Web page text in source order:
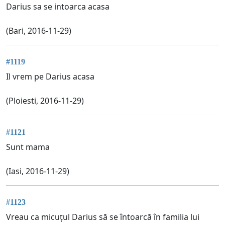
Darius sa se intoarca acasa
(Bari, 2016-11-29)
#1119
Il vrem pe Darius acasa
(Ploiesti, 2016-11-29)
#1121
Sunt mama
(Iasi, 2016-11-29)
#1123
Vreau ca micuțul Darius să se întoarcă în familia lui